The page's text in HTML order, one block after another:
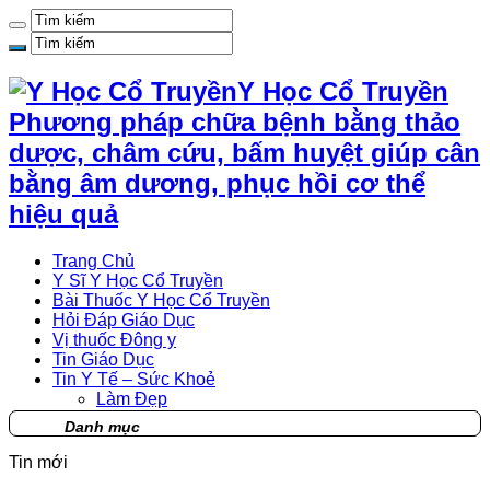
Y Học Cổ Truyền
Phương pháp chữa bệnh bằng thảo
dược, châm cứu, bấm huyệt giúp cân
bằng âm dương, phục hồi cơ thể
hiệu quả
Trang Chủ
Y Sĩ Y Học Cổ Truyền
Bài Thuốc Y Học Cổ Truyền
Hỏi Đáp Giáo Dục
Vị thuốc Đông y
Tin Giáo Dục
Tin Y Tế – Sức Khoẻ
Làm Đẹp
Danh mục
Tin mới